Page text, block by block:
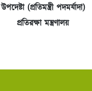
উপদেষ্টা (প্রতিমন্ত্রী পদমর্যাদা)
প্রতিরক্ষা মন্ত্রণালয়